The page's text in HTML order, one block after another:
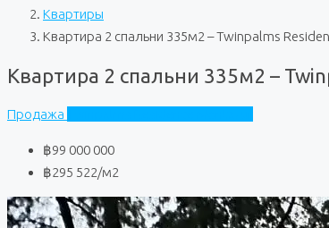
Квартиры
Квартира 2 спальни 335м2 – Twinpalms
Квартира 2 спальни 335м2 –
Продажа
฿99 000 000
฿295 522/м2